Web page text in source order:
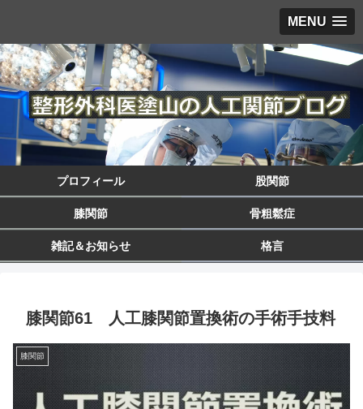
MENU
プロフィール 股関節
膝関節 骨粗鬆症
雑記＆お知らせ 格言
膝関節61 人工膝関節置換術の手術手技料
膝関節